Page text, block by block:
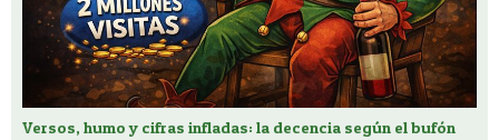
Versos, humo y cifras infladas: la decencia según el bufón